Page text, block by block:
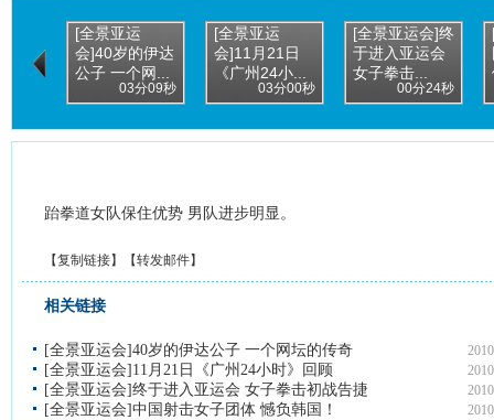
[全景亚运
会]40岁的伊达
公子 一个网...
03分09秒
[全景亚运
会]11月21日
《广州24小...
03分00秒
[全景亚运会]终
于进入亚运会
女子拳击...
00分24秒
跆拳道女队保住优势 男队进步明显。
【复制链接】【转发邮件】
相关链接
[全景亚运会]40岁的伊达公子 一个网坛的传奇
[全景亚运会]11月21日《广州24小时》回顾
[全景亚运会]终于进入亚运会 女子拳击初战告捷
[全景亚运会]中国射击女子团体 憾负韩国！